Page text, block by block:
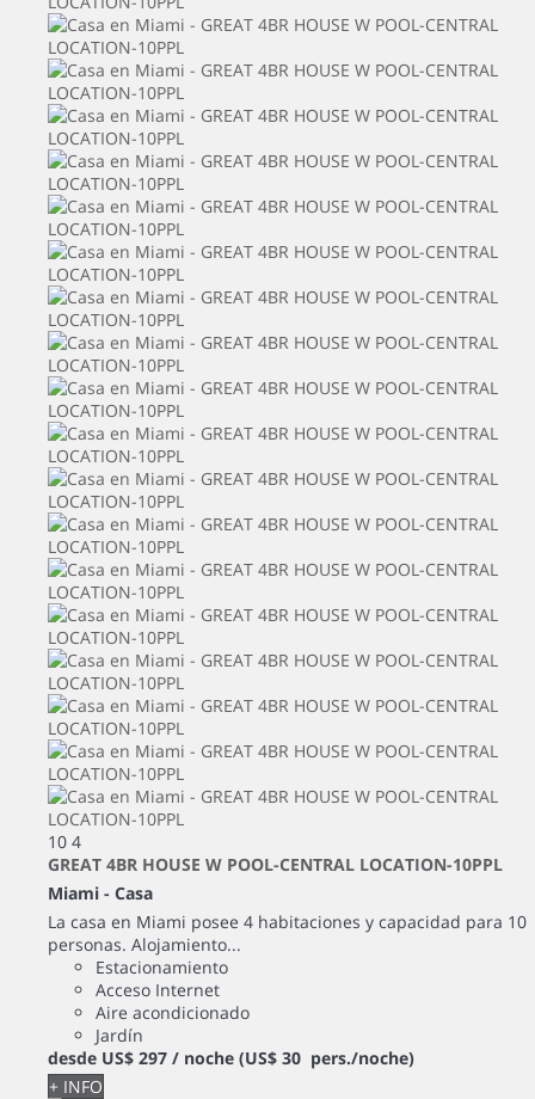
10 4
GREAT 4BR HOUSE W POOL-CENTRAL LOCATION-10PPL
Miami - Casa
La casa en Miami posee 4 habitaciones y capacidad para 10
personas. Alojamiento...
Estacionamiento
Acceso Internet
Aire acondicionado
Jardín
desde US$ 297 / noche (US$ 30 pers./noche)
+ INFO